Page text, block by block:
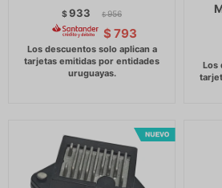
$933 $ 956
$ 793